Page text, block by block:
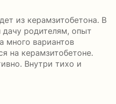
из керамзитобетона. В
родителям, опыт
много вариантов
на керамзитобетоне.
Внутри тихо и